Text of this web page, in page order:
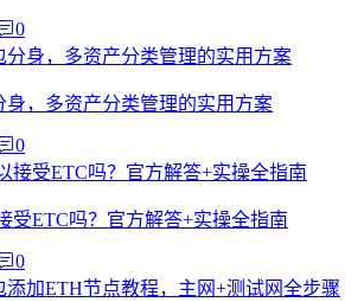
0
身，多资产分类管理的实用方案
0
受ETC吗？官方解答+实操全指南
0